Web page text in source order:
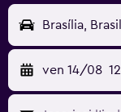
ven 14/08